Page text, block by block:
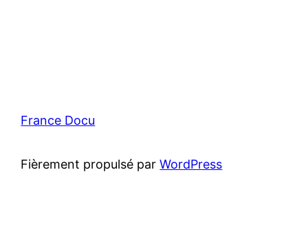
France Docu
Fièrement propulsé parWordPress